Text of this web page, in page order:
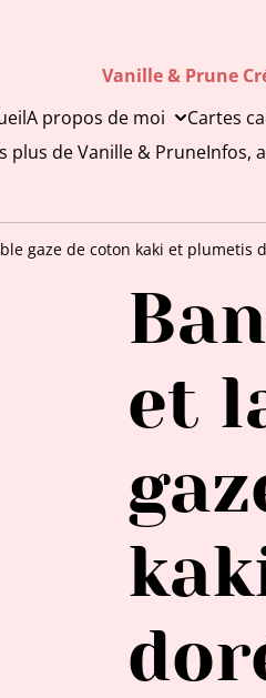
Vanille & Prune
A propos de moi Cartes
plus de Vanille & PruneInfos,
gaze de coton kaki et plumetis
et